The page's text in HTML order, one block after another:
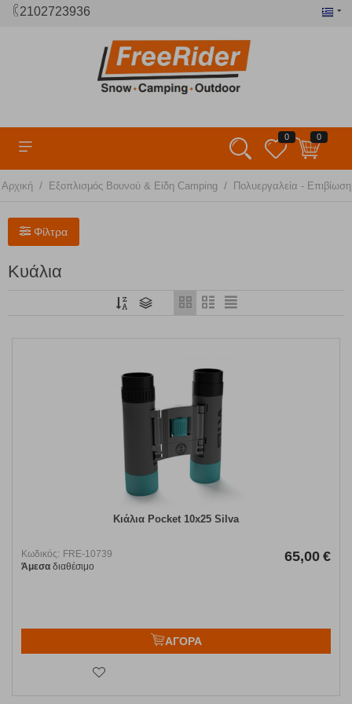
2102723936
0 0
Αρχική / Εξοπλισμός Βουνού & Είδη Camping / Πολυεργαλεία -
Φίλτρα
Κυάλια
Κιάλια Pocket 10x25 Silva
Κωδικός: FRE-10739
Άμεσα διαθέσιμο
65,00 €
ΑΓΟΡΑ